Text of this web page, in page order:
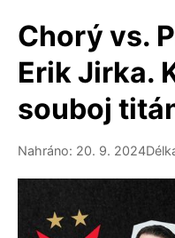
Chorý vs.
Erik Jirka.
souboj
Nahráno: 20. 9. 2024